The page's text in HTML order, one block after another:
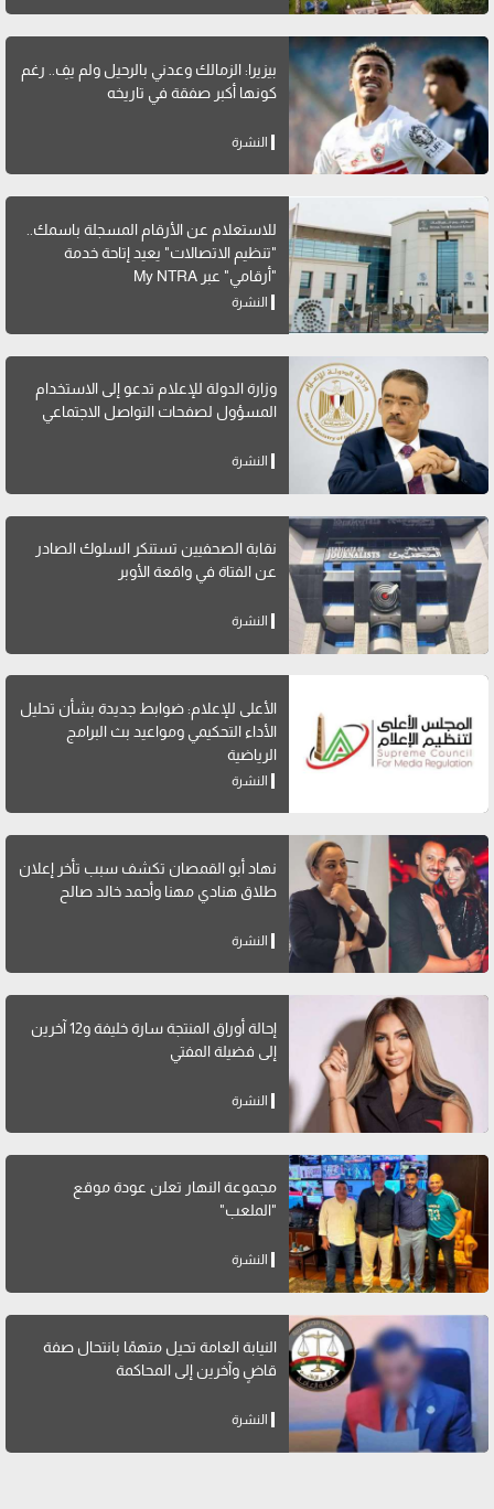
بيزيرا: الزمالك وعدني بالرحيل ولم يفِ.. رغم
كونها أكبر صفقة في تاريخه
النشرة
للاستعلام عن الأرقام المسجلة باسمك..
"تنظيم الاتصالات" يعيد إتاحة خدمة
"أرقامي" عبر My NTRA
النشرة
وزارة الدولة للإعلام تدعو إلى الاستخدام
المسؤول لصفحات التواصل الاجتماعي
النشرة
نقابة الصحفيين تستنكر السلوك الصادر
عن الفتاة في واقعة الأوبر
النشرة
الأعلى للإعلام: ضوابط جديدة بشأن تحليل
الأداء التحكيمي ومواعيد بث البرامج
الرياضية
النشرة
نهاد أبو القمصان تكشف سبب تأخر إعلان
طلاق هنادي مهنا وأحمد خالد صالح
النشرة
إحالة أوراق المنتجة سارة خليفة و12 آخرين
إلى فضيلة المفتي
النشرة
مجموعة النهار تعلن عودة موقع
"الملعب"
النشرة
النيابة العامة تحيل متهمًا بانتحال صفة
قاضٍ وآخرين إلى المحاكمة
النشرة